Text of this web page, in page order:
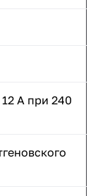
А при 240